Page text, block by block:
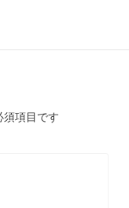
須項目です